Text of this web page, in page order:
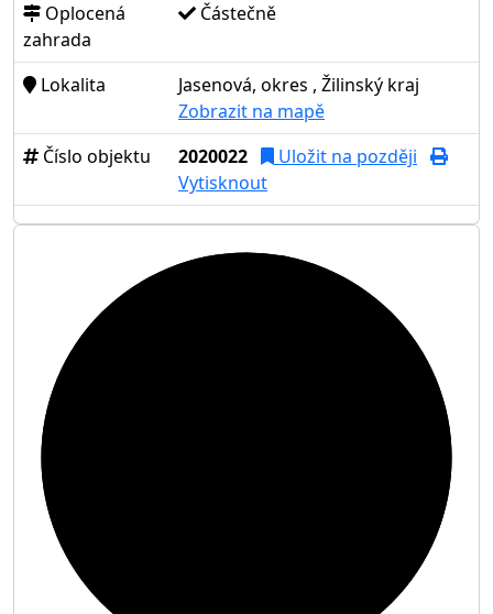
Oplocená
zahrada
Částečně
Lokalita
Jasenová, okres , Žilinský kraj
Zobrazit na mapě
Číslo objektu
2020022
Uložit na později
Vytisknout